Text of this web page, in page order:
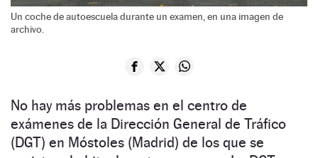
Un coche de autoescuela durante un examen, en una imagen de
archivo.
No hay más problemas en el centro de
exámenes de la Dirección General de Tráfico
(DGT) en Móstoles (Madrid) de los que se